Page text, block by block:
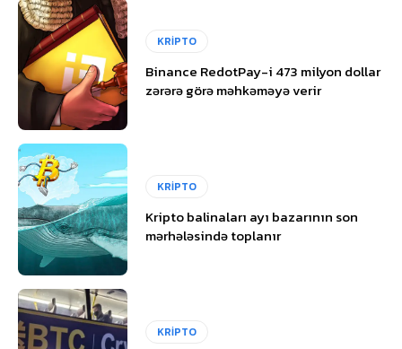
KRİPTO
Binance RedotPay-i 473 milyon dollar
zərərə görə məhkəməyə verir
KRİPTO
Kripto balinaları ayı bazarının son
mərhələsində toplanır
KRİPTO